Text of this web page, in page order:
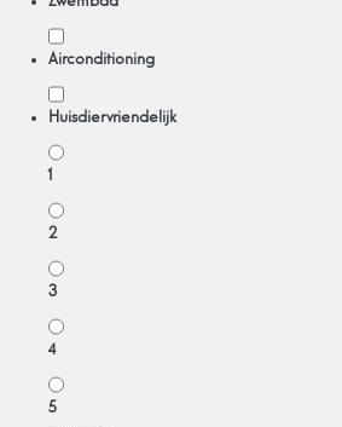
Airconditioning
Huisdiervriendelijk
1
2
3
4
5